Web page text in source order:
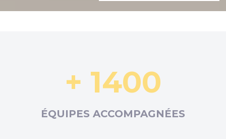
+ 1400
ÉQUIPES ACCOMPAGNÉES